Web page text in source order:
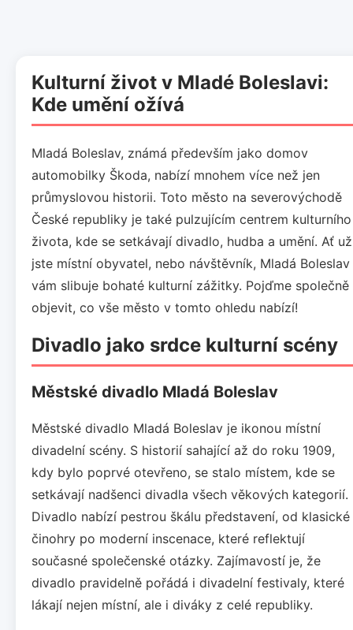
Kulturní život v Mladé Boleslavi:
Kde umění ožívá
Mladá Boleslav, známá především jako domov
automobilky Škoda, nabízí mnohem více než jen
průmyslovou historii. Toto město na severovýchodě
České republiky je také pulzujícím centrem kulturního
života, kde se setkávají divadlo, hudba a umění. Ať už
jste místní obyvatel, nebo návštěvník, Mladá Boleslav
vám slibuje bohaté kulturní zážitky. Pojďme společně
objevit, co vše město v tomto ohledu nabízí!
Divadlo jako srdce kulturní scény
Městské divadlo Mladá Boleslav
Městské divadlo Mladá Boleslav je ikonou místní
divadelní scény. S historií sahající až do roku 1909,
kdy bylo poprvé otevřeno, se stalo místem, kde se
setkávají nadšenci divadla všech věkových kategorií.
Divadlo nabízí pestrou škálu představení, od klasické
činohry po moderní inscenace, které reflektují
současné společenské otázky. Zajímavostí je, že
divadlo pravidelně pořádá i divadelní festivaly, které
lákají nejen místní, ale i diváky z celé republiky.